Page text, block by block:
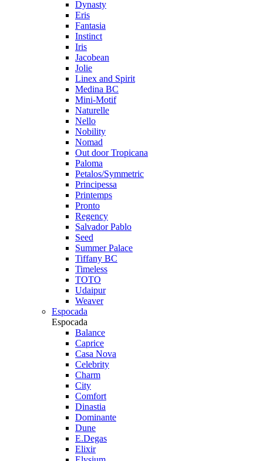
Dynasty
Eris
Fantasia
Instinct
Iris
Jacobean
Jolie
Linex and Spirit
Medina BC
Mini-Motif
Naturelle
Nello
Nobility
Nomad
Out door Tropicana
Paloma
Petalos/Symmetric
Principessa
Printemps
Pronto
Regency
Salvador Pablo
Seed
Summer Palace
Tiffany BC
Timeless
TOTO
Udaipur
Weaver
Espocada
Espocada
Balance
Caprice
Casa Nova
Celebrity
Charm
City
Comfort
Dinastia
Dominante
Dune
E.Degas
Elixir